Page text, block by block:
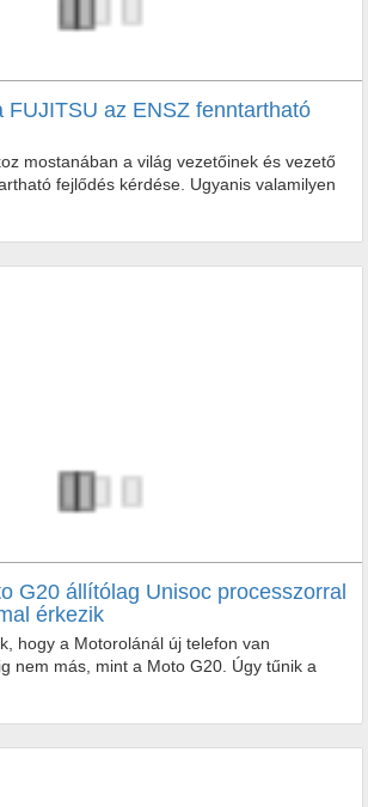
FUJITSU az ENSZ fenntartható
mostanában a világ vezetőinek és vezető
fejlődés kérdése. Ugyanis valamilyen
fejlődés kérdése. Ugyanis valamilyen
G20 állítólag Unisoc processzorral
érkezik
hogy a Motorolánál új telefon van
nem más, mint a Moto G20. Úgy tűnik a
nem más, mint a Moto G20. Úgy tűnik a